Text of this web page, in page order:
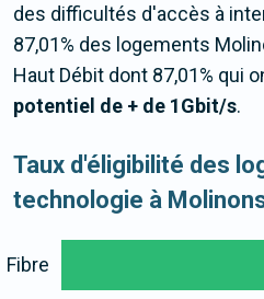
des difficultés d'accès à
87,01% des logements
Haut Débit dont 87,01% qui
potentiel de + de 1Gbit/s.
Taux d'éligibilité des
technologie à
Fibre